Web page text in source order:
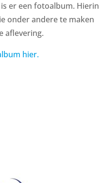
er een fotoalbum. Hierin
onder andere te maken
aflevering.
hier.